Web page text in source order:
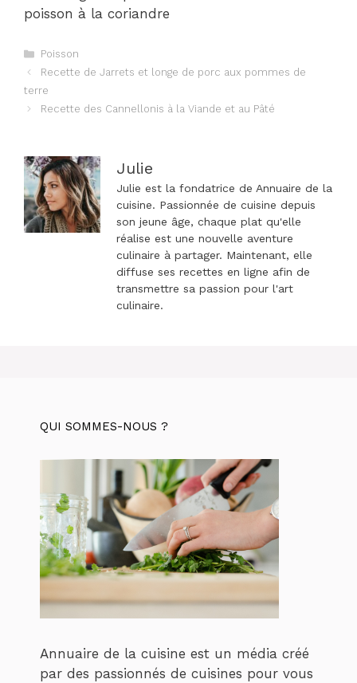
poisson à la coriandre
Catégories
Poisson
Navigation
des
Recette de Jarrets et longe de porc aux pommes de
terre
Recette des Cannellonis à la Viande et au Pâté
Julie
Julie est la fondatrice de Annuaire de la
cuisine. Passionnée de cuisine depuis
son jeune âge, chaque plat qu'elle
réalise est une nouvelle aventure
culinaire à partager. Maintenant, elle
diffuse ses recettes en ligne afin de
transmettre sa passion pour l'art
culinaire.
QUI SOMMES-NOUS ?
Annuaire de la cuisine est un média créé
par des passionnés de cuisines pour vous